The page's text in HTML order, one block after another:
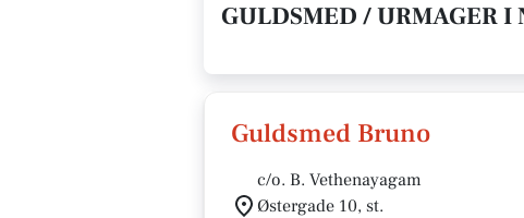
GULDSMED / URMAGER I
Guldsmed Bruno
c/o. B. Vethenayagam
Østergade 10, st.